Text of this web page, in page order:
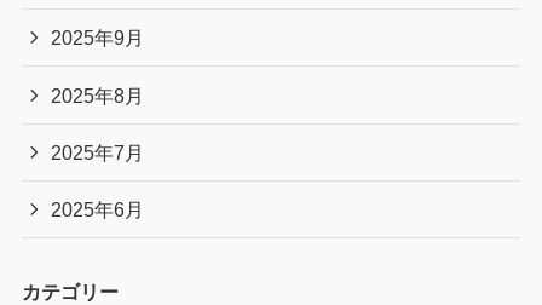
2025年9月
2025年8月
2025年7月
2025年6月
カテゴリー